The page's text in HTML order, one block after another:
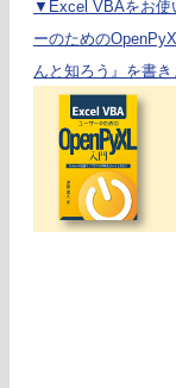
▼Excel VBAをお使
ーのための
んと知ろう』を書き